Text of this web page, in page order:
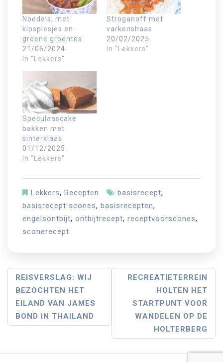
Noedels, met
kipspiesjes en
groene groentes
21/06/2024
In "Lekkers"
Stroganoff met
varkenshaas
20/02/2025
In "Lekkers"
Speculaascake
bakken met
sinterklaas
01/12/2025
In "Lekkers"
Lekkers, Recepten basisrecept,
basisrecept scones, basisrecepten,
engelsontbijt, ontbijtrecept, receptvoorscones,
sconerecept
B
C
REISVERSLAG: WIJ
BEZOCHTEN HET
EILAND VAN JAMES
BOND IN THAILAND
RECREATIETERREIN
HOLTEN HET
STARTPUNT VOOR
WANDELEN OP DE
HOLTERBERG